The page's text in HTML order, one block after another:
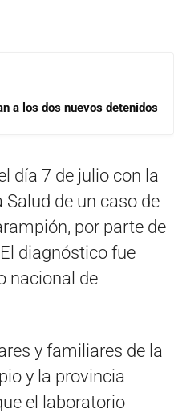
a los dos nuevos detenidos
día 7 de julio con la
de un caso de
por parte de
diagnóstico fue
nacional de
y familiares de la
y la provincia
el laboratorio